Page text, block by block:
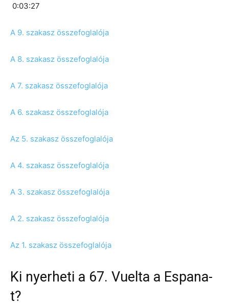
0:03:27
A 9. szakasz összefoglalója
A 8. szakasz összefoglalója
A 7. szakasz összefoglalója
A 6. szakasz összefoglalója
Az 5. szakasz összefoglalója
A 4. szakasz összefoglalója
A 3. szakasz összefoglalója
A 2. szakasz összefoglalója
Az 1. szakasz összefoglalója
Ki nyerheti a 67. Vuelta a Espana-
t?